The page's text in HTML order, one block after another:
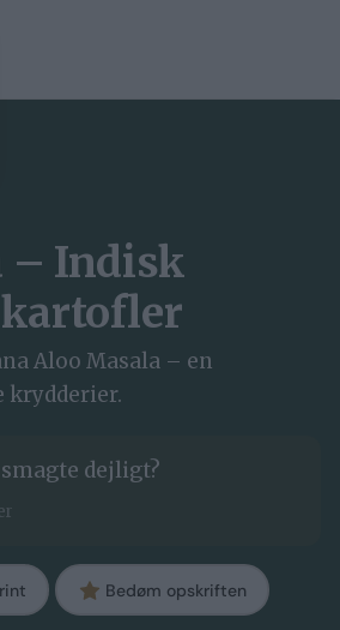
– Indisk
Aloo Masala – en
krydderier.
dejligt?
Bedøm opskriften